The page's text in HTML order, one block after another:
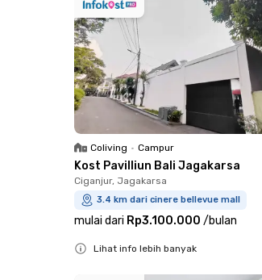
Coliving • Campur
Kost Pavilliun Bali Jagakarsa
Ciganjur, Jagakarsa
3.4 km dari cinere bellevue mall
mulai dari Rp3.100.000 /bulan
Lihat info lebih banyak